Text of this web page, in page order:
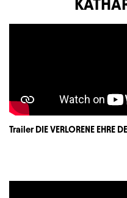
Trailer DIE VERLORENE EHRE